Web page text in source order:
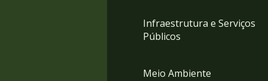
Infraestrutura e Serviços
Públicos
Meio Ambiente